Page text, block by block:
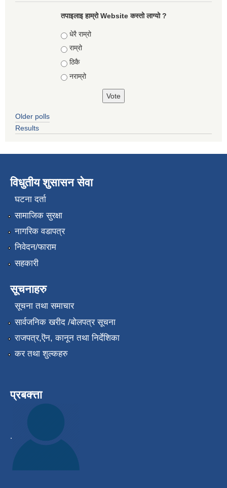
तपाइलाइ हाम्रो Website कस्तो लाग्यो ?
Choices
धेरै राम्रो
राम्रो
ठिकै
नराम्रो
Older polls
Results
विधुतीय शुसासन सेवा
घटना दर्ता
सामाजिक सुरक्षा
नागरिक वडापत्र
निवेदन/फाराम
सहकारी
सूचनाहरु
सूचना तथा समाचार
सार्वजनिक खरीद /बोलपत्र सूचना
राजपत्र,ऎन, कानून तथा निर्देशिका
कर तथा शुल्कहरु
प्रबक्त्ता
.